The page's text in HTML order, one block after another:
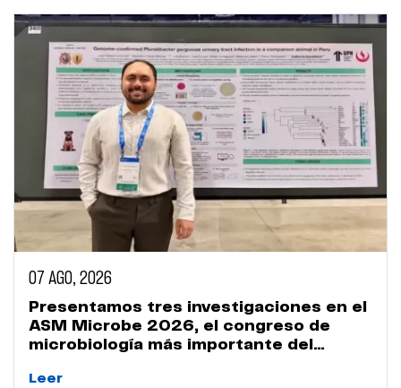
07 AGO, 2026
Presentamos tres investigaciones en el
ASM Microbe 2026, el congreso de
microbiología más importante del
Leer